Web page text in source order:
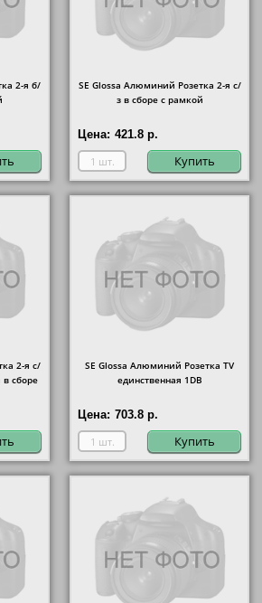
2-я б/
SE Glossa Алюминий Розетка 2-я с/
з в сборе с рамкой
Цена: 421.8 р.
Купить
2-я с/
сборе
SE Glossa Алюминий Розетка TV
единственная 1DB
Цена: 703.8 р.
Купить